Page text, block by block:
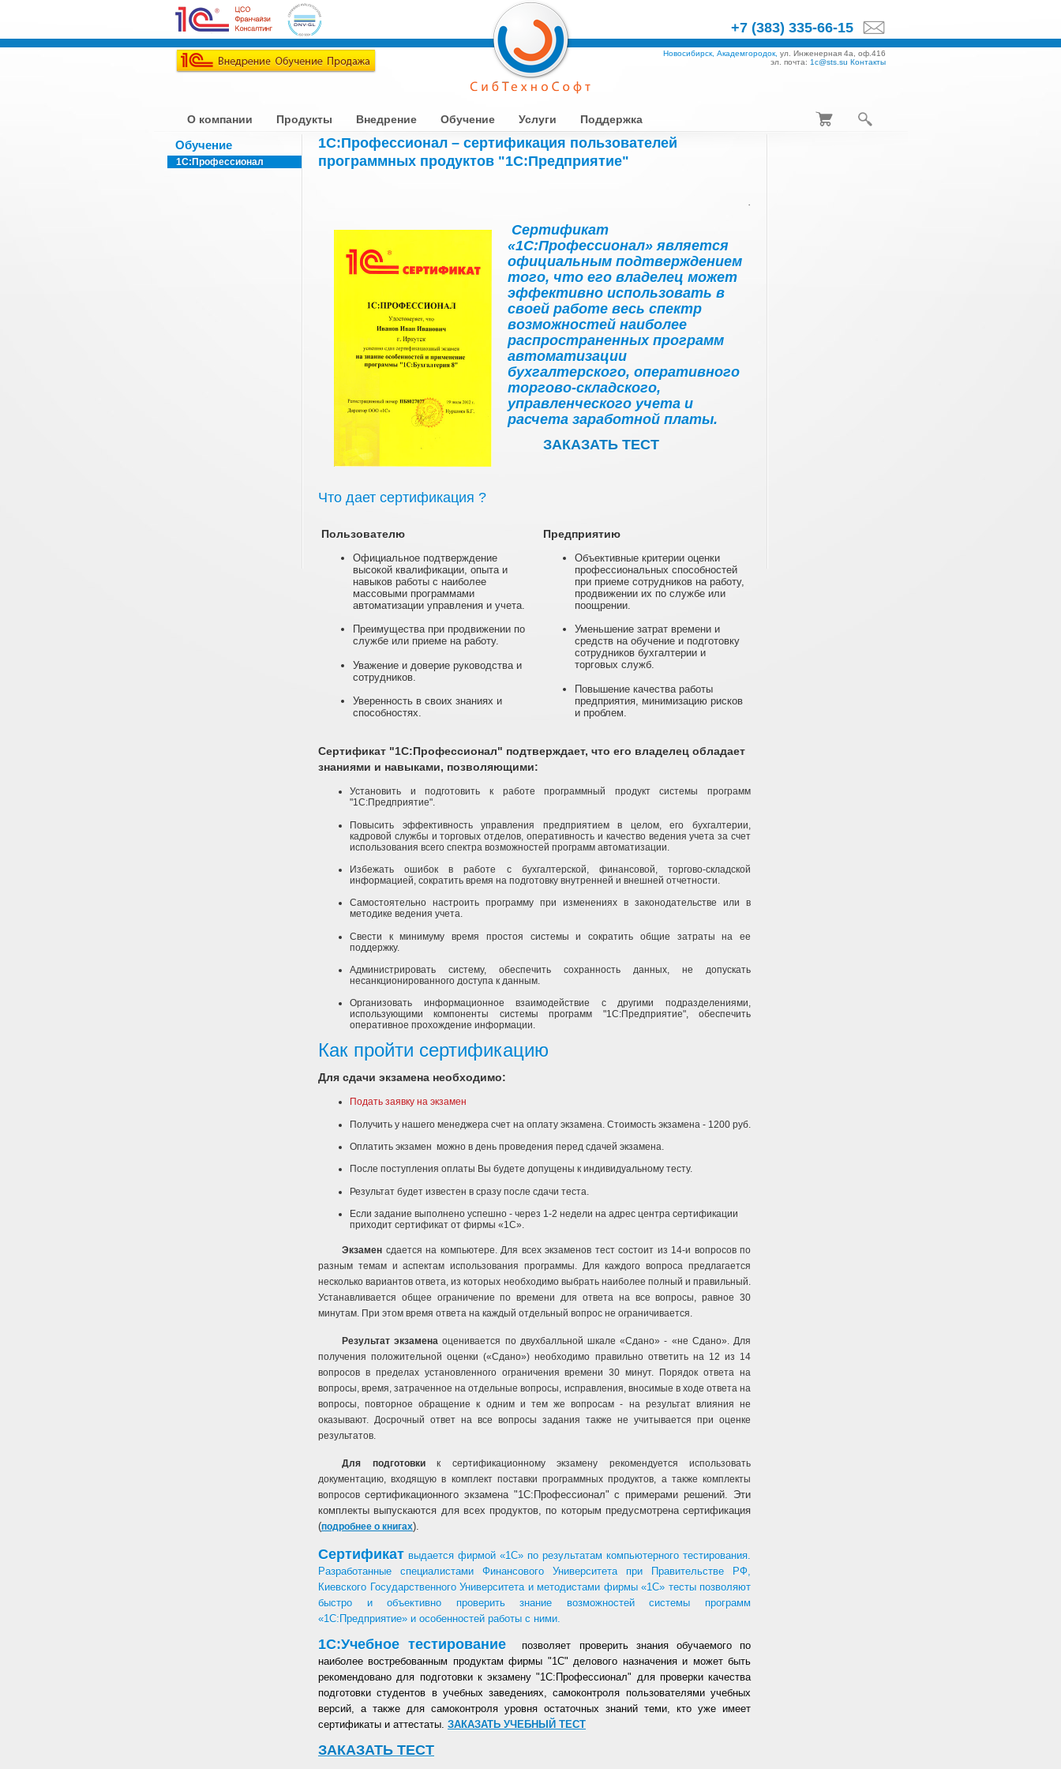
+7 (383) 335-66-15
Новосибирск, Академгородок, ул. Инженерная 4а, оф.416
эл. почта: 1c@sts.su Контакты
О компании Продукты Внедрение Обучение Услуги Поддержка
Обучение
1С:Профессионал
1С:Профессионал – сертификация пользователей
программных продуктов "1С:Предприятие"
.
Сертификат
«1С:Профессионал» является
официальным подтверждением
того, что его владелец может
эффективно использовать в
своей работе весь спектр
возможностей наиболее
распространенных программ
автоматизации
бухгалтерского, оперативного
торгово-складского,
управленческого учета и
расчета заработной платы.
ЗАКАЗАТЬ ТЕСТ
Что дает сертификация ?
Пользователю
Официальное подтверждение
высокой квалификации, опыта и
навыков работы с наиболее
массовыми программами
автоматизации управления и учета.
Преимущества при продвижении по
службе или приеме на работу.
Уважение и доверие руководства и
сотрудников.
Уверенность в своих знаниях и
способностях.
Предприятию
Объективные критерии оценки
профессиональных способностей
при приеме сотрудников на работу,
продвижении их по службе или
поощрении.
Уменьшение затрат времени и
средств на обучение и подготовку
сотрудников бухгалтерии и
торговых служб.
Повышение качества работы
предприятия, минимизацию рисков
и проблем.
Сертификат "1С:Профессионал" подтверждает, что его владелец обладает
знаниями и навыками, позволяющими:
Установить и подготовить к работе программный продукт системы программ
"1С:Предприятие".
Повысить эффективность управления предприятием в целом, его бухгалтерии,
кадровой службы и торговых отделов, оперативность и качество ведения учета за счет
использования всего спектра возможностей программ автоматизации.
Избежать ошибок в работе с бухгалтерской, финансовой, торгово-складской
информацией, сократить время на подготовку внутренней и внешней отчетности.
Самостоятельно настроить программу при изменениях в законодательстве или в
методике ведения учета.
Свести к минимуму время простоя системы и сократить общие затраты на ее
поддержку.
Администрировать систему, обеспечить сохранность данных, не допускать
несанкционированного доступа к данным.
Организовать информационное взаимодействие с другими подразделениями,
использующими компоненты системы программ "1С:Предприятие", обеспечить
оперативное прохождение информации.
Как пройти сертификацию
Для сдачи экзамена необходимо:
Подать заявку на экзамен
Получить у нашего менеджера счет на оплату экзамена. Стоимость экзамена - 1200 руб.
Оплатить экзамен можно в день проведения перед сдачей экзамена.
После поступления оплаты Вы будете допущены к индивидуальному тесту.
Результат будет известен в сразу после сдачи теста.
Если задание выполнено успешно - через 1-2 недели на адрес центра сертификации
приходит сертификат от фирмы «1С».
Экзамен сдается на компьютере. Для всех экзаменов тест состоит из 14-и вопросов по
разным темам и аспектам использования программы. Для каждого вопроса предлагается
несколько вариантов ответа, из которых необходимо выбрать наиболее полный и правильный.
Устанавливается общее ограничение по времени для ответа на все вопросы, равное 30
минутам. При этом время ответа на каждый отдельный вопрос не ограничивается.
Результат экзамена оценивается по двухбалльной шкале «Сдано» - «не Сдано». Для
получения положительной оценки («Сдано») необходимо правильно ответить на 12 из 14
вопросов в пределах установленного ограничения времени 30 минут. Порядок ответа на
вопросы, время, затраченное на отдельные вопросы, исправления, вносимые в ходе ответа на
вопросы, повторное обращение к одним и тем же вопросам - на результат влияния не
оказывают. Досрочный ответ на все вопросы задания также не учитывается при оценке
результатов.
Для подготовкик сертификационному экзамену рекомендуется использовать
документацию, входящую в комплект поставки программных продуктов, а также комплекты
вопросов сертификационного экзамена "1С:Профессионал" с примерами решений. Эти
комплекты выпускаются для всех продуктов, по которым предусмотрена сертификация
(подробнее о книгах).
Сертификат выдается фирмой «1С» по результатам компьютерного тестирования.
Разработанные специалистами Финансового Университета при Правительстве РФ,
Киевского Государственного Университета и методистами фирмы «1С» тесты позволяют
быстро и объективно проверить знание возможностей системы программ
«1С:Предприятие» и особенностей работы с ними.
1С:Учебное тестирование
позволяет проверить знания обучаемого по
наиболее востребованным продуктам фирмы "1С" делового назначения и может быть
рекомендовано для подготовки к экзамену "1С:Профессионал" для проверки качества
подготовки студентов в учебных заведениях, самоконтроля пользователями учебных
версий, а также для самоконтроля уровня остаточных знаний теми, кто уже имеет
сертификаты и аттестаты. ЗАКАЗАТЬ УЧЕБНЫЙ ТЕСТ
ЗАКАЗАТЬ ТЕСТ